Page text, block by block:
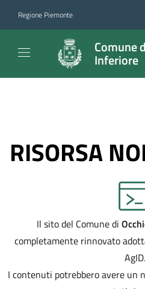
Regione Piemonte
Comune
Inferiore
RISORSA
Il sito del Comune di
completamente rinnovato
AgID.
I contenuti potrebbero avere un